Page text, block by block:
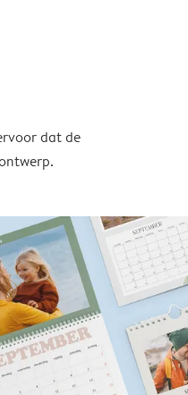
dat de